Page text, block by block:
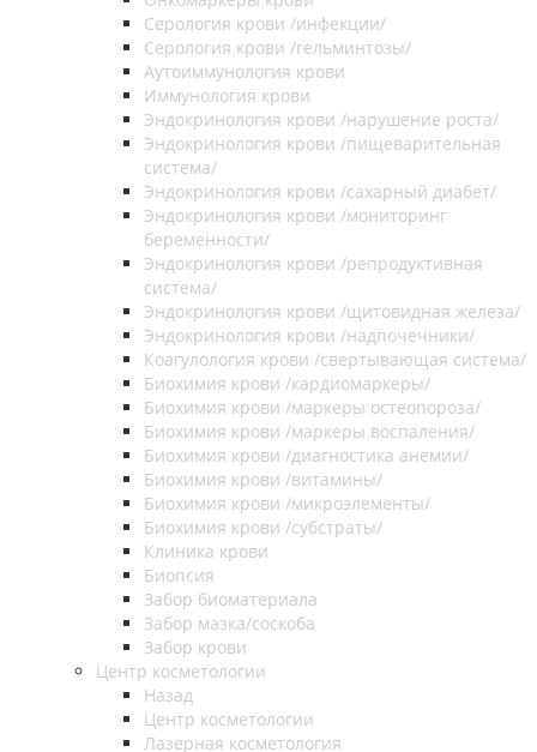
Серология крови /инфекции/
Серология крови /гельминтозы/
Аутоиммунология крови
Иммунология крови
Эндокринология крови /нарушение роста/
Эндокринология крови /пищеварительная
система/
Эндокринология крови /сахарный диабет/
Эндокринология крови /мониторинг
беременности/
Эндокринология крови /репродуктивная
система/
Эндокринология крови /щитовидная железа/
Эндокринология крови /надпочечники/
Коагулология крови /свертывающая система/
Биохимия крови /кардиомаркеры/
Биохимия крови /маркеры остеопороза/
Биохимия крови /маркеры воспаления/
Биохимия крови /диагностика анемии/
Биохимия крови /витамины/
Биохимия крови /микроэлементы/
Биохимия крови /субстраты/
Клиника крови
Биопсия
Забор биоматериала
Забор мазка/соскоба
Забор крови
Центр косметологии
Назад
Центр косметологии
Лазерная косметология